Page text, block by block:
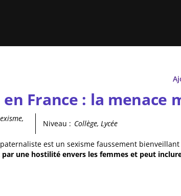
France : la menace
Niveau : Collège, Lycée
paternaliste est un sexisme faussement
une hostilité envers les femmes et peut